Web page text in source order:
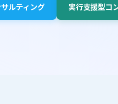
ルティング 実行支援型コ